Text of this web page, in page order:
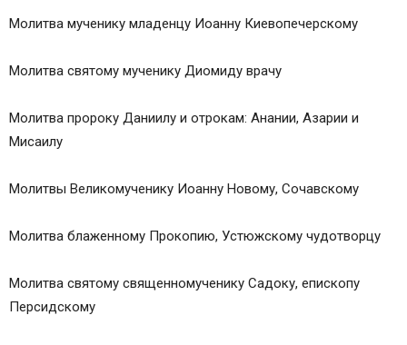
Молитва мученику младенцу Иоанну Киевопечерскому
Молитва святому мученику Диомиду врачу
Молитва пророку Даниилу и отрокам: Анании, Азарии и
Мисаилу
Молитвы Великомученику Иоанну Новому, Сочавскому
Молитва блаженному Прокопию, Устюжскому чудотворцу
Молитва святому священномученику Садоку, епископу
Персидскому